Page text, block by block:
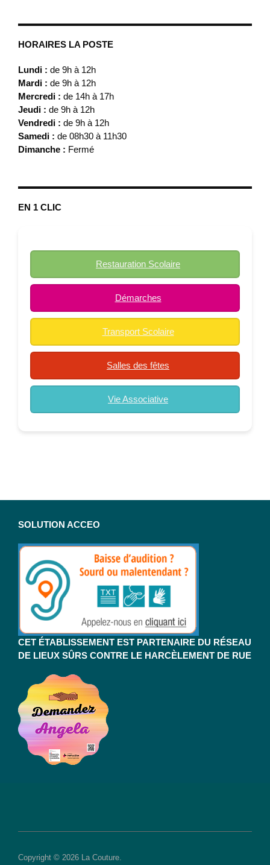
HORAIRES LA POSTE
Lundi : de 9h à 12h
Mardi : de 9h à 12h
Mercredi : de 14h à 17h
Jeudi : de 9h à 12h
Vendredi : de 9h à 12h
Samedi : de 08h30 à 11h30
Dimanche : Fermé
EN 1 CLIC
Restauration Scolaire
Démarches
Transport Scolaire
Salles des fêtes
Vie Associative
SOLUTION ACCEO
CET ÉTABLISSEMENT EST PARTENAIRE DU RÉSEAU
DE LIEUX SÛRS CONTRE LE HARCÈLEMENT DE RUE
Copyright © 2026 La Couture.